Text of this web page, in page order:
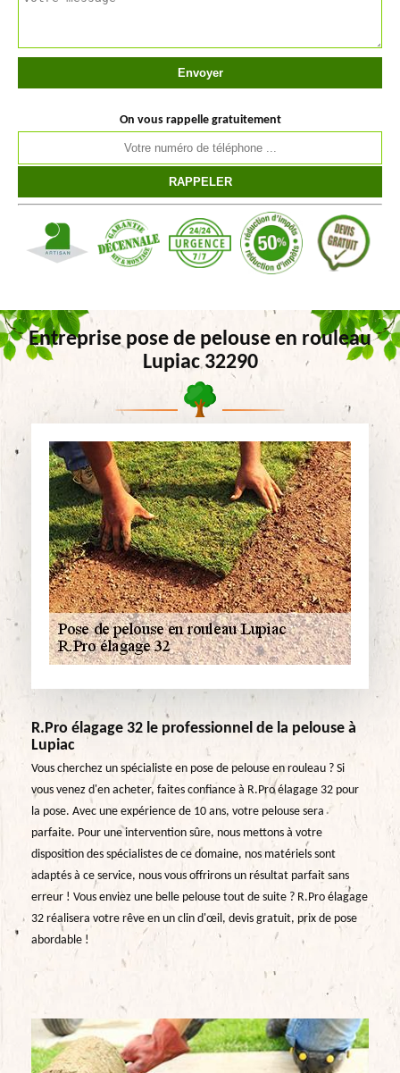
On vous rappelle gratuitement
Entreprise pose de pelouse en rouleau
Lupiac 32290
R.Pro élagage 32 le professionnel de la pelouse à
Lupiac
Vous cherchez un spécialiste en pose de pelouse en rouleau ? Si
vous venez d'en acheter, faites confiance à R.Pro élagage 32 pour
la pose. Avec une expérience de 10 ans, votre pelouse sera
parfaite. Pour une intervention sûre, nous mettons à votre
disposition des spécialistes de ce domaine, nos matériels sont
adaptés à ce service, nous vous offrirons un résultat parfait sans
erreur ! Vous enviez une belle pelouse tout de suite ? R.Pro élagage
32 réalisera votre rêve en un clin d'œil, devis gratuit, prix de pose
abordable !